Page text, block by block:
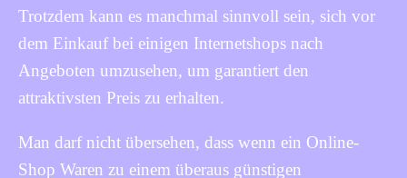
Trotzdem kann es manchmal sinnvoll sein, sich vor
dem Einkauf bei einigen Internetshops nach
Angeboten umzusehen, um garantiert den
attraktivsten Preis zu erhalten.
Man darf nicht übersehen, dass wenn ein Online-
Shop Waren zu einem überaus günstigen